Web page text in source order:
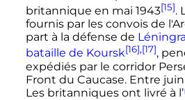
britannique en mai 1943[15].
fournis par les convois de
part à la défense de
bataille de Koursk[16],[17],
expédiés par le corridor
Front du Caucase. Entre juin
Les britanniques ont livré à l’